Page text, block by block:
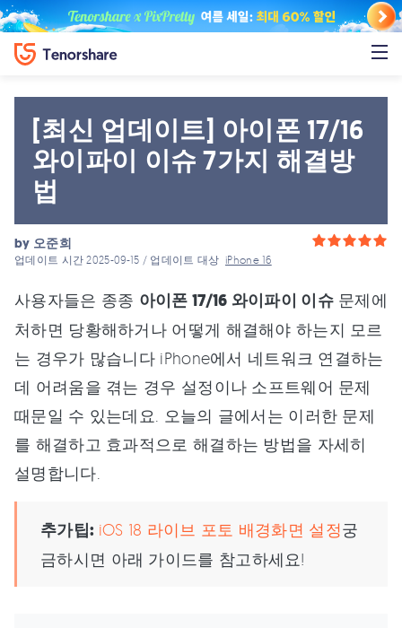
[최신 업데이트] 아이폰 17/16
와이파이 이슈 7가지 해결방
법
by 오준희
업데이트 시간 2025-09-15 / 업데이트 대상iPhone 16
사용자들은 종종 아이폰 17/16 와이파이 이슈문제에
처하면 당황해하거나 어떻게 해결해야 하는지 모르
는 경우가 많습니다 iPhone에서 네트워크 연결하는
데 어려움을 겪는 경우 설정이나 소프트웨어 문제
때문일 수 있는데요. 오늘의 글에서는 이러한 문제
를 해결하고 효과적으로 해결하는 방법을 자세히
설명합니다.
추가팁: iOS 18 라이브 포토 배경화면 설정궁
금하시면 아래 가이드를 참고하세요!